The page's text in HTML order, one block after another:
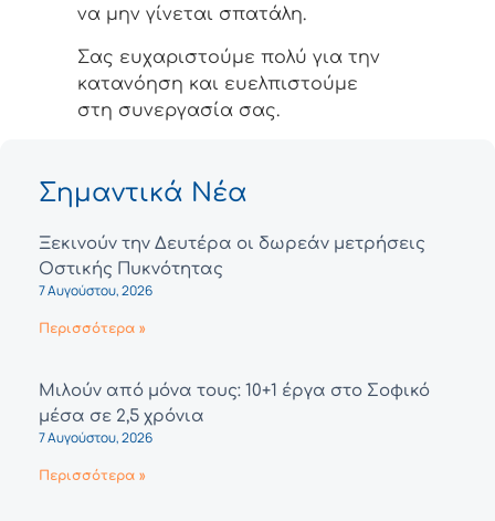
να μην γίνεται σπατάλη.
Σας ευχαριστούμε πολύ για την
κατανόηση και ευελπιστούμε
στη συνεργασία σας.
Σημαντικά Νέα
Ξεκινούν την Δευτέρα οι δωρεάν μετρήσεις
Οστικής Πυκνότητας
7 Αυγούστου, 2026
Περισσότερα »
Μιλούν από μόνα τους: 10+1 έργα στο Σοφικό
μέσα σε 2,5 χρόνια
7 Αυγούστου, 2026
Περισσότερα »